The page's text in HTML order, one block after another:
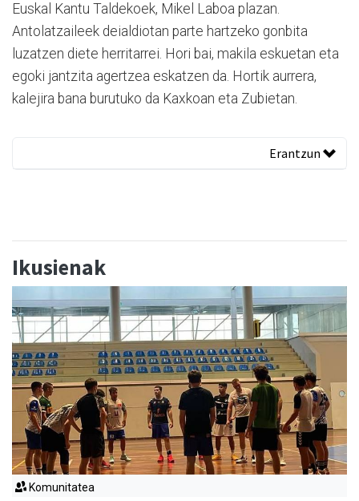
Euskal Kantu Taldekoek, Mikel Laboa plazan.
Antolatzaileek deialdiotan parte hartzeko gonbita
luzatzen diete herritarrei. Hori bai, makila eskuetan eta
egoki jantzita agertzea eskatzen da. Hortik aurrera,
kalejira bana burutuko da Kaxkoan eta Zubietan.
Erantzun
Ikusienak
Komunitatea